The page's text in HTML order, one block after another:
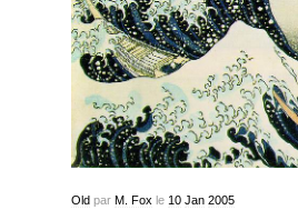
Oldpar M. Fox le 10 Jan 2005